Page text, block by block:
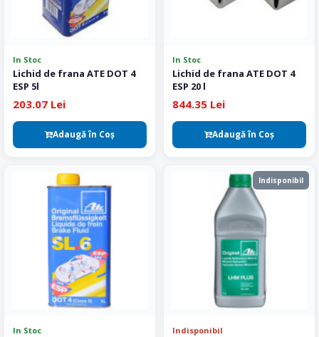
In Stoc
Lichid de frana ATE DOT 4
ESP 5l
203.07 Lei
Adaugă în Coş
In Stoc
Lichid de frana ATE DOT 4
ESP 20 l
844.35 Lei
Adaugă în Coş
In Stoc
Indisponibil
Indisponibil